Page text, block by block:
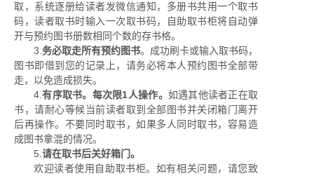
取，系统逐册给读者发微信通知，多册书共用一个取书
码，读者取书时输入一次取书码，自助取书柜将自动弹
开与预约图书册数相同个数的存书格。
3. 务必取走所有预约图书。成功刷卡或输入取书码，
图书即借到您的记录上，请务必将本人预约图书全部带
走，以免造成损失。
4. 有序取书。每次限1人操作。 如遇其他读者正在取
书，请耐心等候当前读者取到全部图书并关闭箱门离开
后再操作。不要同时取书，如果多人同时取书，容易造
成图书拿混的情况。
5. 请在取书后关好箱门。
欢迎读者使用自助取书柜。如有相关问题，请您致